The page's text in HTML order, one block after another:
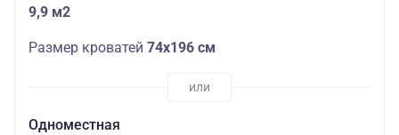
9,9 м2
Размер кроватей 74х196 см
Одноместная